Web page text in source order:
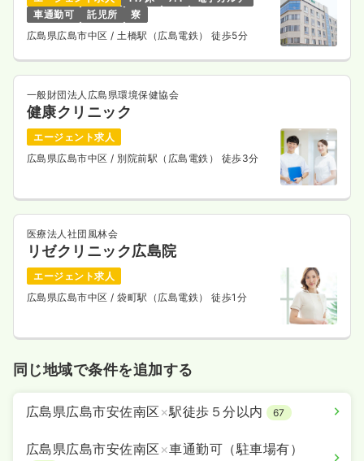
車通勤可
託児所
寮
広島県広島市中区/ 土橋駅（広島電鉄） 徒歩5分
一般財団法人広島県環境保健協会
健康クリニック
エージェント求人
広島県広島市中区 / 別院前駅（広島電鉄） 徒歩3分
医療法人社団風林会
リゼクリニック広島院
エージェント求人
広島県広島市中区 / 袋町駅（広島電鉄） 徒歩1分
同じ地域で条件を追加する
広島県広島市安佐南区 ×駅徒歩５分以内 67
広島県広島市安佐南区 ×車通勤可（駐車場有）